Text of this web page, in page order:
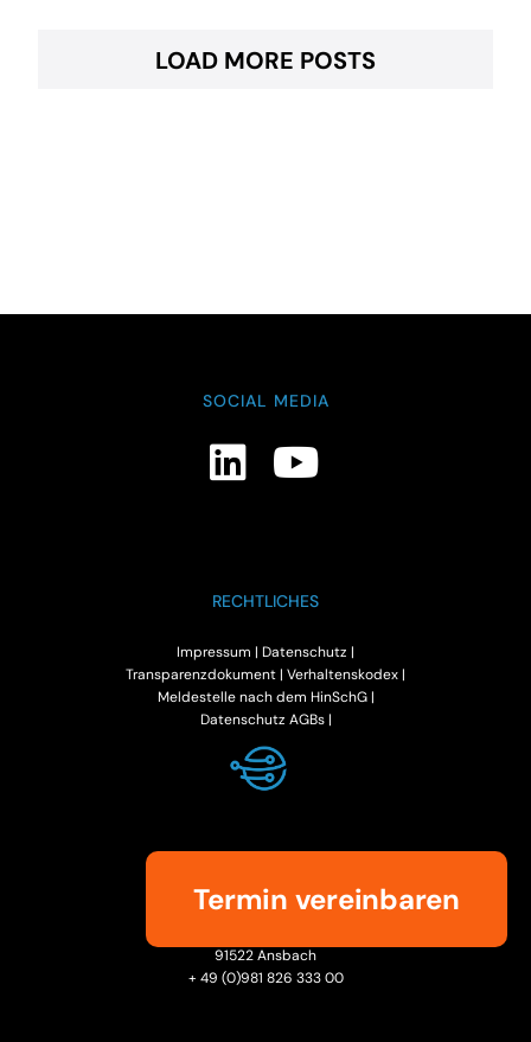
LOAD MORE POSTS
SOCIAL MEDIA
RECHTLICHES
Impressum | Datenschutz |
Transparenzdokument| Verhaltenskodex |
Meldestelle nach dem HinSchG |
Datenschutz AGBs |
91522 Ansbach
+ 49 (0)981 826 333 00
Termin vereinbaren